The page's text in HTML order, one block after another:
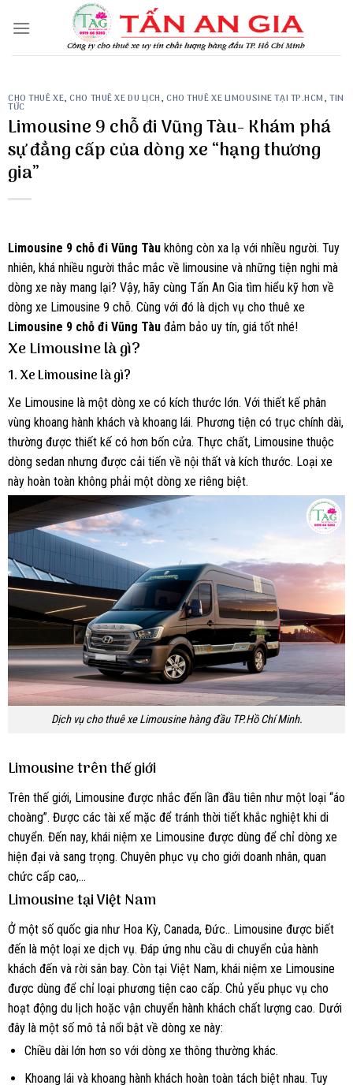
CHO THUÊ XE,CHO THUÊ XE DU LỊCH,CHO THUÊ XE LIMOUSINE TẠI TP.HCM,TIN
TỨC
Limousine 9 chỗ đi Vũng Tàu- Khám phá
sự đẳng cấp của dòng xe “hạng thương
gia”
Limousine 9 chỗ đi Vũng Tàu không còn xa lạ với nhiều người. Tuy
nhiên, khá nhiều người thắc mắc về limousine và những tiện nghi mà
dòng xe này mang lại? Vậy, hãy cùng Tấn An Gia tìm hiểu kỹ hơn về
dòng xe Limousine 9 chỗ. Cùng với đó là dịch vụ cho thuê xe
Limousine 9 chỗ đi Vũng Tàu đảm bảo uy tín, giá tốt nhé!
Xe Limousine là gì?
1. Xe Limousine là gì?
Xe Limousine là một dòng xe có kích thước lớn. Với thiết kế phân
vùng khoang hành khách và khoang lái. Phương tiện có trục chính dài,
thường được thiết kế có hơn bốn cửa. Thực chất, Limousine thuộc
dòng sedan nhưng được cải tiến về nội thất và kích thước. Loại xe
này hoàn toàn không phải một dòng xe riêng biệt.
Dịch vụ cho thuê xe Limousine hàng đầu TP.Hồ Chí Minh.
Limousine trên thế giới
Trên thế giới, Limousine được nhắc đến lần đầu tiên như một loại “áo
choàng”. Được các tài xế mặc để tránh thời tiết khắc nghiệt khi di
chuyển. Đến nay, khái niệm xe Limousine được dùng để chỉ dòng xe
hiện đại và sang trọng. Chuyên phục vụ cho giới doanh nhân, quan
chức cấp cao,…
Limousine tại Việt Nam
Ở một số quốc gia như Hoa Kỳ, Canada, Đức.. Limousine được biết
đến là một loại xe dịch vụ. Đáp ứng nhu cầu di chuyển của hành
khách đến và rời sân bay. Còn tại Việt Nam, khái niệm xe Limousine
được dùng để chỉ loại phương tiện cao cấp. Chủ yếu phục vụ cho
hoạt động du lịch hoặc vận chuyển hành khách chất lượng cao. Dưới
đây là một số mô tả nổi bật về dòng xe này:
Chiều dài lớn hơn so với dòng xe thông thường khác.
Khoang lái và khoang hành khách hoàn toàn tách biệt nhau. Tuy